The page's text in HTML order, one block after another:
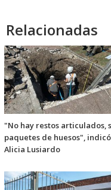
Relacionadas
"No hay restos articulados,
paquetes de huesos", indicó
Alicia Lusiardo